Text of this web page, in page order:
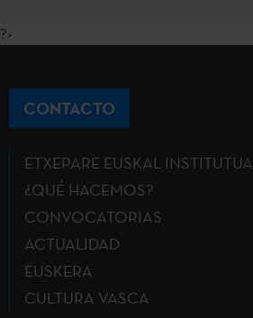
?>
CONTACTO
ETXEPARE EUSKAL INSTITUTUA
¿QUÉ HACEMOS?
CONVOCATORIAS
ACTUALIDAD
EUSKERA
CULTURA VASCA